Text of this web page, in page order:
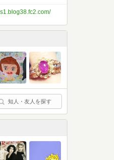
知人・友人を探す